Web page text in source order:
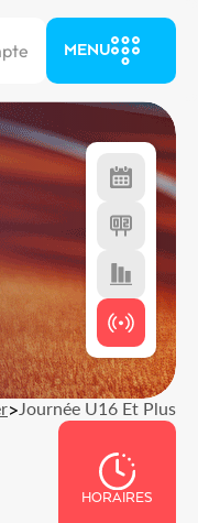
MENU
>Journée U16 Et Plus
HORAIRES